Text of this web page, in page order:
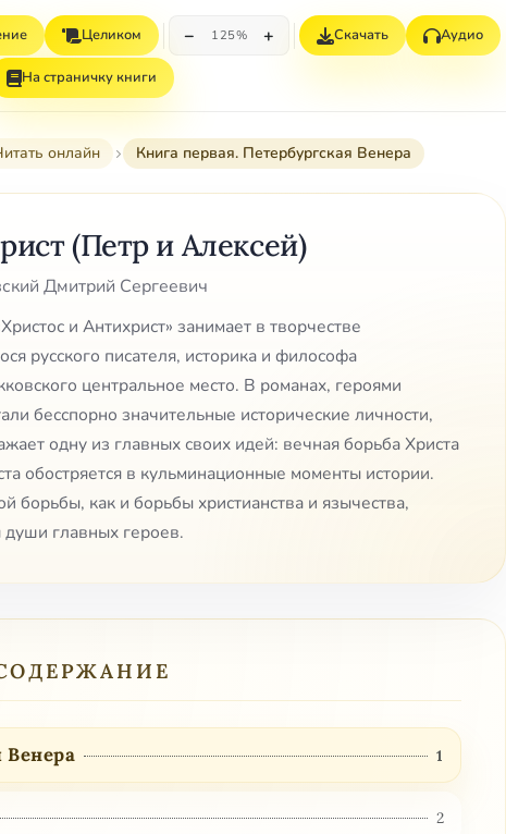
Целиком − 125% + Скачать Аудио
На страничку книги
онлайн Книга первая. Петербургская Венера
(Петр и Алексей)
Дмитрий Сергеевич
и Антихрист» занимает в творчестве
русского писателя, историка и философа
центральное место. В романах, героями
бесспорно значительные исторические личности,
одну из главных своих идей: вечная борьба Христа
обостряется в кульминационные моменты истории.
борьбы, как и борьбы христианства и язычества,
души главных героев.
Венера 1
2